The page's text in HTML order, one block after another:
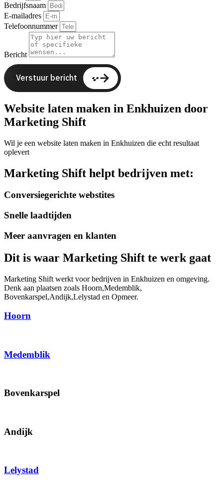
Bedrijfsnaam
E-mailadres
Telefoonnummer
Bericht
Verstuur bericht
Website laten maken in Enkhuizen door
Marketing Shift
Wil je een website laten maken in Enkhuizen die echt resultaat
oplevert
Marketing Shift helpt bedrijven met:
Conversiegerichte webstites
Snelle laadtijden
Meer aanvragen en klanten
Dit is waar Marketing Shift te werk gaat
Marketing Shift werkt voor bedrijven in Enkhuizen en omgeving.
Denk aan plaatsen zoals Hoorn,Medemblik,
Bovenkarspel,Andijk,Lelystad en Opmeer.
Hoorn
Medemblik
Bovenkarspel
Andijk
Lelystad